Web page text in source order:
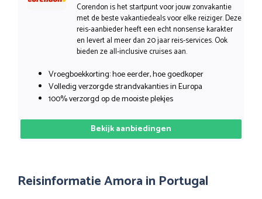
Corendon is het startpunt voor jouw zonvakantie
met de beste vakantiedeals voor elke reiziger. Deze
reis-aanbieder heeft een echt nonsense karakter
en levert al meer dan 20 jaar reis-services. Ook
bieden ze all-inclusive cruises aan.
Vroegboekkorting: hoe eerder, hoe goedkoper
Volledig verzorgde strandvakanties in Europa
100% verzorgd op de mooiste plekjes
Bekijk aanbiedingen
Reisinformatie Amora in Portugal